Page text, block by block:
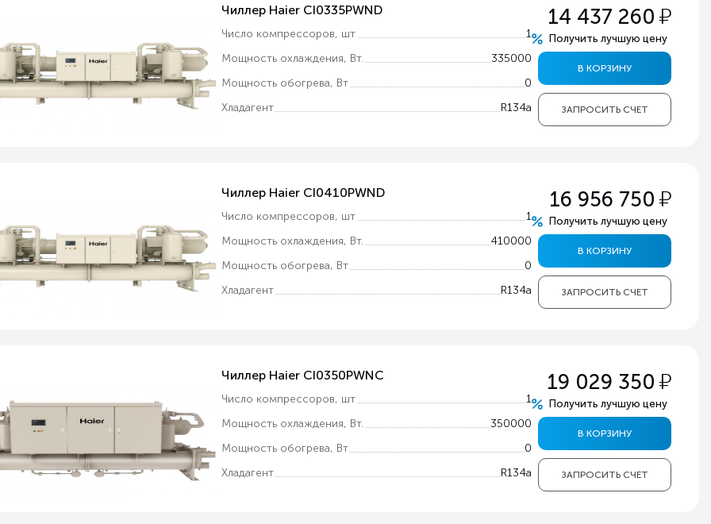
Чиллер Haier CI0335PWND
Число компрессоров, шт
1
Мощность охлаждения, Вт.
335000
Мощность обогрева, Вт
0
Хладагент
R134a
14 437 260 у
Получить лучшую цену
ЗАПРОСИТЬ СЧЕТ
В КОРЗИНУ
Чиллер Haier CI0410PWND
Число компрессоров, шт
1
Мощность охлаждения, Вт.
410000
Мощность обогрева, Вт
0
Хладагент
R134a
16 956 750 у
Получить лучшую цену
ЗАПРОСИТЬ СЧЕТ
В КОРЗИНУ
Чиллер Haier CI0350PWNC
Число компрессоров, шт
1
Мощность охлаждения, Вт.
350000
Мощность обогрева, Вт
0
Хладагент
R134a
19 029 350 у
Получить лучшую цену
ЗАПРОСИТЬ СЧЕТ
В КОРЗИНУ